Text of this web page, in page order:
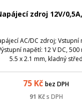
zdroj 12V/
AC/DC zdroj; Vstupní
napětí: 12 V DC, 500
5.5 x 2.1 mm, kladný střed
75 Kč bez DPH
91 Kč s DPH